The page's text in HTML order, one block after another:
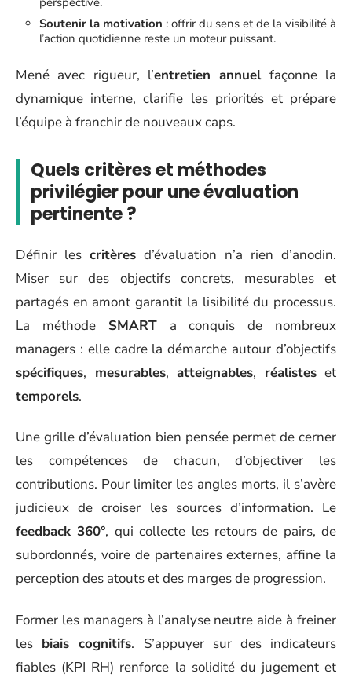
Soutenir la motivation : offrir du sens et de la visibilité à
l’action quotidienne reste un moteur puissant.
Mené avec rigueur, l’entretien annuelfaçonne la
dynamique interne, clarifie les priorités et prépare
l’équipe à franchir de nouveaux caps.
Quels critères et méthodes
privilégier pour une évaluation
pertinente ?
Définir les critères d’évaluation n’a rien d’anodin.
Miser sur des objectifs concrets, mesurables et
partagés en amont garantit la lisibilité du processus.
La méthode SMARTa conquis de nombreux
managers : elle cadre la démarche autour d’objectifs
spécifiques, mesurables, atteignables, réalisteset
temporels.
Une grille d’évaluation bien pensée permet de cerner
les compétences de chacun, d’objectiver les
contributions. Pour limiter les angles morts, il s’avère
judicieux de croiser les sources d’information. Le
feedback 360°, qui collecte les retours de pairs, de
subordonnés, voire de partenaires externes, affine la
perception des atouts et des marges de progression.
Former les managers à l’analyse neutre aide à freiner
les biais cognitifs. S’appuyer sur des indicateurs
fiables (KPI RH) renforce la solidité du jugement et